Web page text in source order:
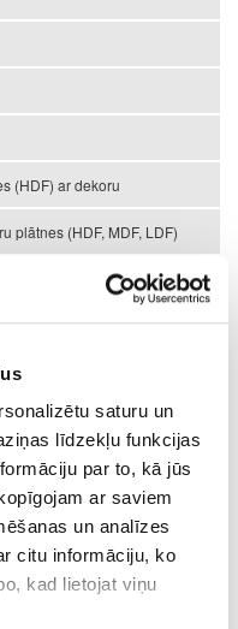
saturu un
līdzekļu funkcijas
par to, kā jūs
ar saviem
un analīzes
citu informāciju, ko
kad lietojat viņu
(HDF) ar dekoru
plātnes (HDF, MDF, LDF)